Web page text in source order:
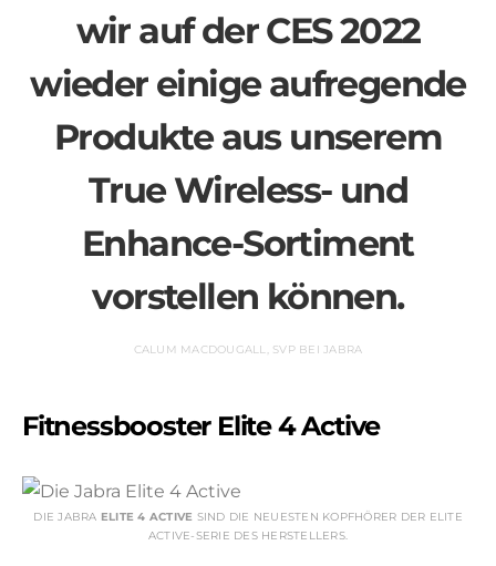
wir auf der CES 2022
wieder einige aufregende
Produkte aus unserem
True Wireless- und
Enhance-Sortiment
vorstellen können.
CALUM MACDOUGALL, SVP BEI JABRA
Fitnessbooster Elite 4 Active
DIE JABRA ELITE 4 ACTIVE SIND DIE NEUESTEN KOPFHÖRER DER ELITE
ACTIVE-SERIE DES HERSTELLERS.